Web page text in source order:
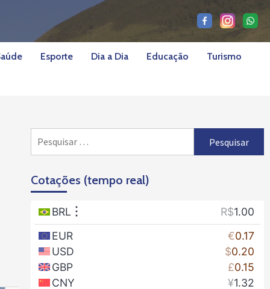
Esporte Dia a Dia Educação Turismo
Cotações (tempo real)